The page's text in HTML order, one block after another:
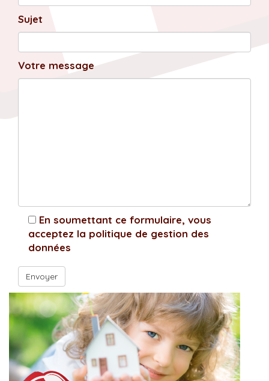
Sujet
Votre message
En soumettant ce formulaire, vous
acceptez la politique de gestion des
données